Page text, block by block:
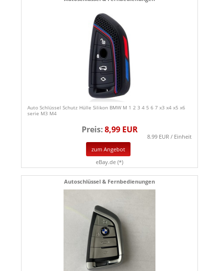
Auto Schlüssel Schutz Hülle Silikon BMW M 1 2 3 4 5 6 7 x3 x4 x5 x6
serie M3 M4
Preis:8,99 EUR
8.99 EUR / Einheit
zum Angebot
eBay.de (*)
Autoschlüssel & Fernbedienungen